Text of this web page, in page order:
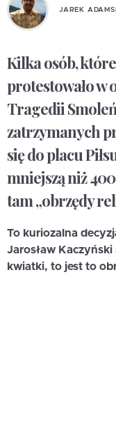
JAREK
Kilka osób,
protestowało
Tragedii
zatrzymanych
się do placu
mniejszą niż
tam „obrzędy
To kuriozalna
Jarosław
kwiatki, to jest to